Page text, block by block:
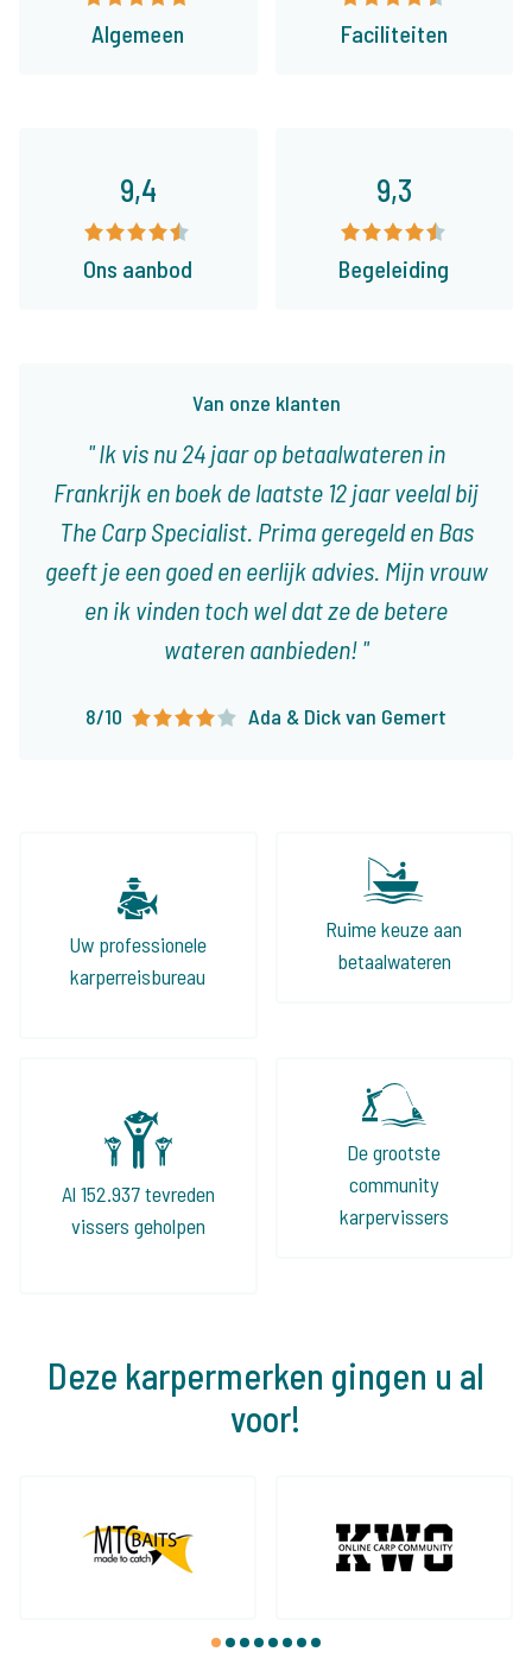
Algemeen Faciliteiten
Van onze klanten
Ik vis nu 24 jaar op betaalwateren in
Frankrijk en boek de laatste 12 jaar veelal bij
The Carp Specialist. Prima geregeld en Bas
geeft je een goed en eerlijk advies. Mijn vrouw
en ik vinden toch wel dat ze de betere
wateren aanbieden!
8/10 Ada & Dick van Gemert
9,4
Ons aanbod
9,3
Begeleiding
Uw professionele
karperreisbureau
Ruime keuze aan
betaalwateren
Al 152.937 tevreden
vissers geholpen
De grootste
community
karpervissers
Deze karpermerken gingen u al
voor!
1 2 3 4 5 6 7 8